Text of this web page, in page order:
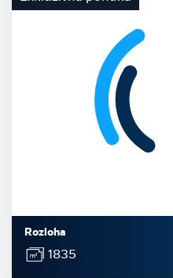
Rozloha
1835